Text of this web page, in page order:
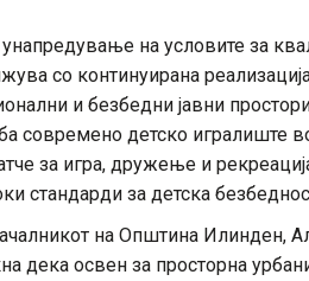
на условите за
со континуирана
и безбедни јавни
современо детско игралиште
за игра, дружење и
стандарди за детска
на Општина Илинден,
дека освен за просторна